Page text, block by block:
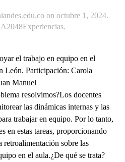
on octubre 1, 2024.
.
el trabajo en equipo en el
León. Participación: Carola
Manuel
resolvimos?Los docentes
las dinámicas internas y las
trabajar en equipo. Por lo tanto,
en estas tareas, proporcionando
retroalimentación sobre las
en el aula.¿De qué se trata?